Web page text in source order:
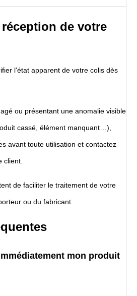
de votre
l'état apparent de votre colis dès
ou présentant une anomalie visible
cassé, élément manquant…),
avant toute utilisation et contactez
client.
de faciliter le traitement de votre
ou du fabricant.
mon produit